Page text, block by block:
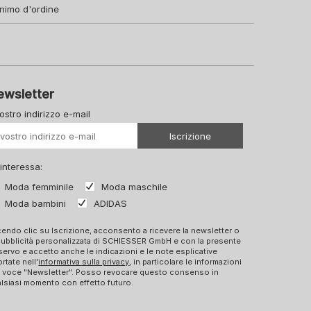
d'ordine
indirizzo e-mail
Iscrizione
Moda femminile
Moda maschile
Moda bambini
ADIDAS
clic su Iscrizione, acconsento a ricevere la newsletter o
personalizzata di SCHIESSER GmbH e con la presente
e accetto anche le indicazioni e le note esplicative
nell'informativa sulla privacy, in particolare le informazioni
voce "Newsletter". Posso revocare questo consenso in
momento con effetto futuro.